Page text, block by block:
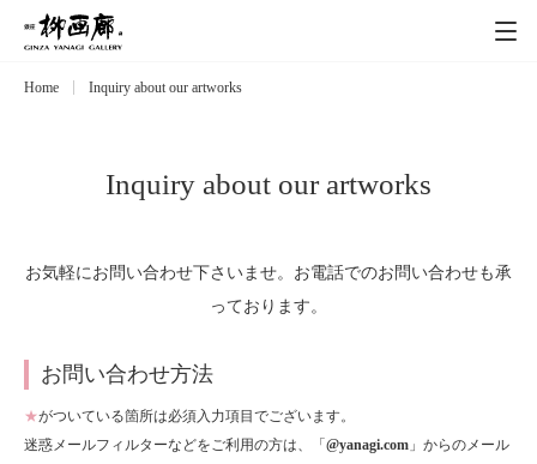
Exhibitions
Home Inquiry about our artworks
Inquiry about our artworks
お気軽にお問い合わせ下さいませ。お電話でのお問い合わせも承
っております。
お問い合わせ方法
★がついている箇所は必須入力項目でございます。
迷惑メールフィルターなどをご利用の方は、「 @yanagi.com 」からのメール